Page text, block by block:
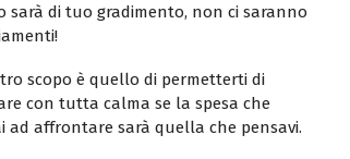
sarà di tuo gradimento, non ci saranno
scopo è quello di permetterti di
con tutta calma se la spesa che
ad affrontare sarà quella che pensavi.